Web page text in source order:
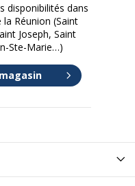
disponibilités dans
Réunion (Saint
Joseph, Saint
Ste-Marie…)